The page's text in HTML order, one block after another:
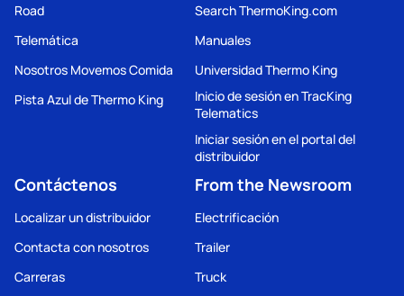
Road
Telemática
Nosotros Movemos Comida
Pista Azul de Thermo King
Search ThermoKing.com
Manuales
Universidad Thermo King
Inicio de sesión en TracKing
Telematics
Iniciar sesión en el portal del
distribuidor
Contáctenos
Localizar un distribuidor
Contacta con nosotros
Carreras
From the Newsroom
Electrificación
Trailer
Truck